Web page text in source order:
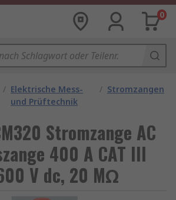
0
/ Elektrische Mess-
und Prüftechnik
/ Stromzangen
Stromzange AC
400 A CAT III
V dc, 20 MΩ